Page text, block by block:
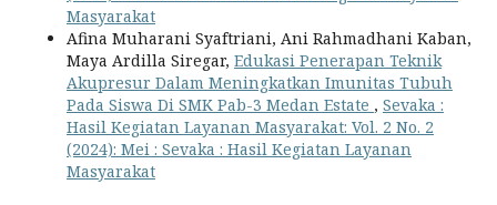
Masyarakat
Afina Muharani Syaftriani, Ani Rahmadhani Kaban,
Maya Ardilla Siregar, Edukasi Penerapan Teknik
Akupresur Dalam Meningkatkan Imunitas Tubuh
Pada Siswa Di SMK Pab-3 Medan Estate , Sevaka :
Hasil Kegiatan Layanan Masyarakat: Vol. 2 No. 2
(2024): Mei : Sevaka : Hasil Kegiatan Layanan
Masyarakat